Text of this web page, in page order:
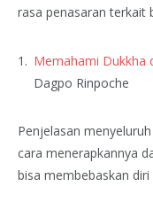
rasa penasaran terkait
Memahami Dukkha
Dagpo Rinpoche
Penjelasan
cara menerapkannya
bisa membebaskan diri